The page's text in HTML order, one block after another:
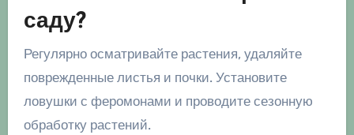
саду?
Регулярно осматривайте растения, удаляйте
поврежденные листья и почки. Установите
ловушки с феромонами и проводите сезонную
обработку растений.